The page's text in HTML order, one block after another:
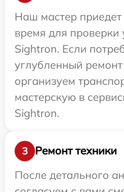
Наш мастер
время для проверки
Sightron. Если
углубленный
организуем
мастерскую в
Sightron.
3
Ремонт техники
После детального